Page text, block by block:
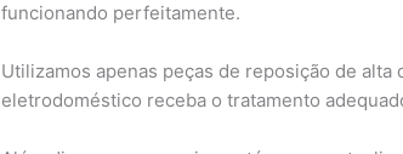
funcionando perfeitamente.
Utilizamos apenas peças de reposição de alta
eletrodoméstico receba o tratamento